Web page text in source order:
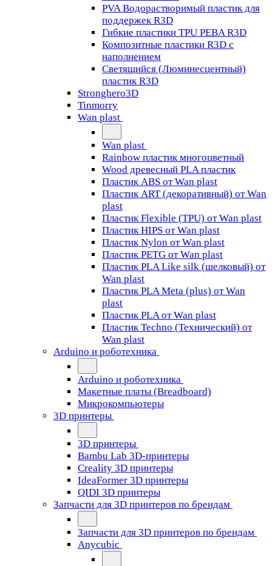
PVA Водорастворимый пластик для
поддержек R3D
Гибкие пластики TPU PEBA R3D
Композитные пластики R3D с
наполнением
Светящийся (Люминесцентный)
пластик R3D
Stronghero3D
Tinmorry
Wan plast
Wan plast
Rainbow пластик многоцветный
Wood древесный PLA пластик
Пластик ABS от Wan plast
Пластик ART (декоративный) от Wan
plast
Пластик Flexible (TPU) от Wan plast
Пластик HIPS от Wan plast
Пластик Nylon от Wan plast
Пластик PETG от Wan plast
Пластик PLA Like silk (шелковый) от
Wan plast
Пластик PLA Meta (plus) от Wan
plast
Пластик PLA от Wan plast
Пластик Techno (Технический) от
Wan plast
Arduino и роботехника
Arduino и роботехника
Макетные платы (Breadboard)
Микрокомпьютеры
3D принтеры
3D принтеры
Bambu Lab 3D-принтеры
Creality 3D принтеры
IdeaFormer 3D принтеры
QIDI 3D принтеры
Запчасти для 3D принтеров по брендам
Запчасти для 3D принтеров по брендам
Anycubic